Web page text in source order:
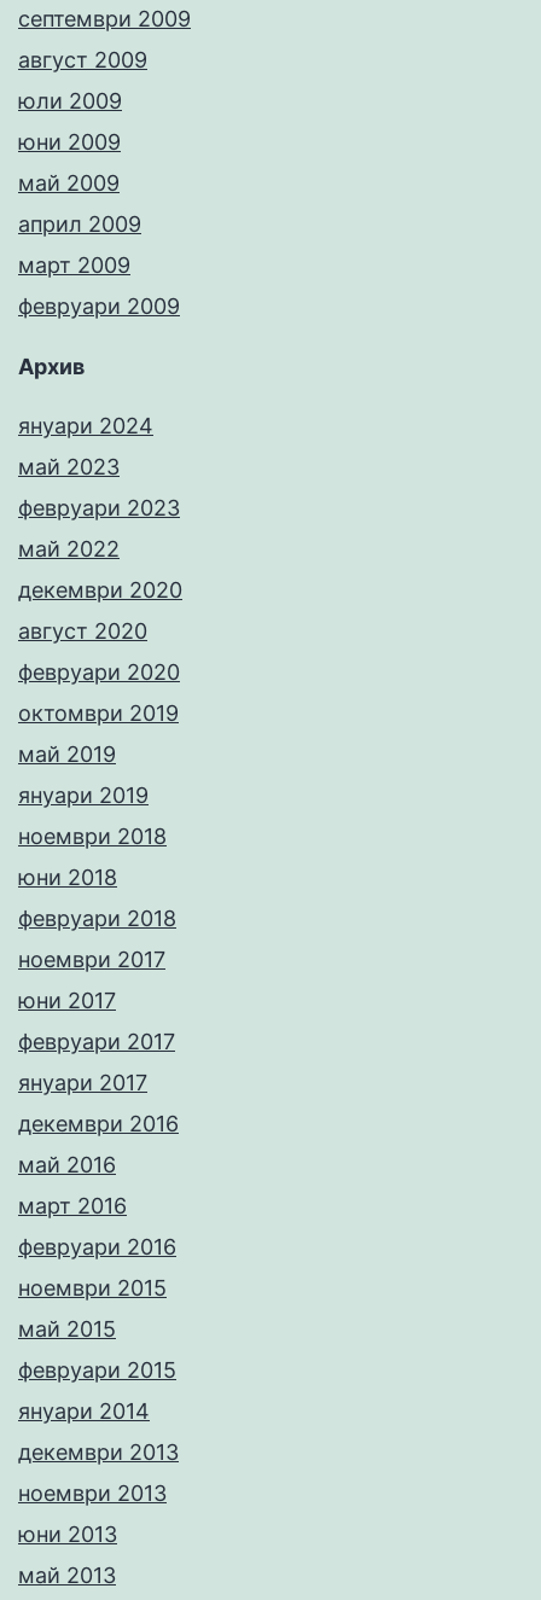
септември 2009
август 2009
юли 2009
юни 2009
май 2009
април 2009
март 2009
февруари 2009
Архив
януари 2024
май 2023
февруари 2023
май 2022
декември 2020
август 2020
февруари 2020
октомври 2019
май 2019
януари 2019
ноември 2018
юни 2018
февруари 2018
ноември 2017
юни 2017
февруари 2017
януари 2017
декември 2016
май 2016
март 2016
февруари 2016
ноември 2015
май 2015
февруари 2015
януари 2014
декември 2013
ноември 2013
юни 2013
май 2013